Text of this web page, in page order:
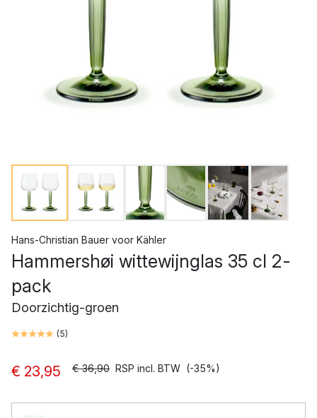
Hans-Christian Bauer voor Kähler
Hammershøi wittewijnglas 35 cl 2-
pack
Doorzichtig-groen
(5)
€ 23,95 € 36,90 RSP incl. BTW (-35%)